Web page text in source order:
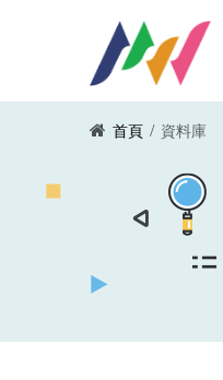
您在這裡
首頁 / 資料庫